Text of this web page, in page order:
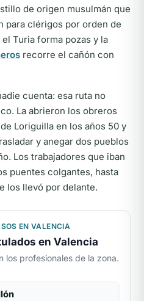
de origen musulmán que
para clérigos por orden de
Turia forma pozas y la
recorre el cañón con
cuenta: esa ruta no
La abrieron los obreros
Loriguilla en los años 50 y
y anegar dos pueblos
Los trabajadores que iban
puentes colgantes, hasta
los llevó por delante.
EN VALENCIA
en Valencia
los profesionales de la zona.